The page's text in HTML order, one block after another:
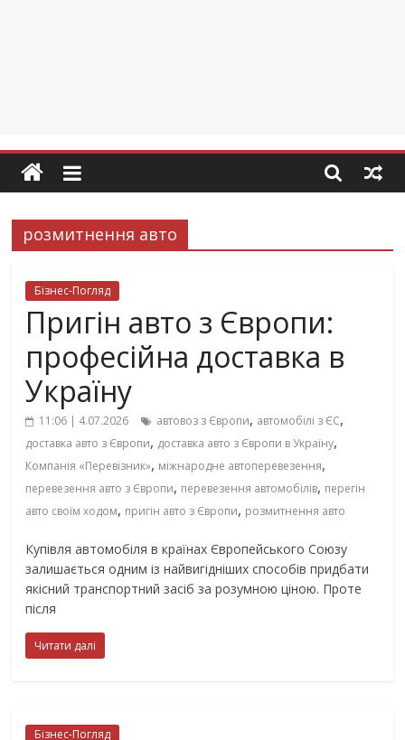
розмитнення авто
Бізнес-Погляд
Пригін авто з Європи:
професійна доставка в
Україну
11:06 | 4.07.2026 автовоз з Європи, автомобілі з ЄС,
доставка авто з Європи, доставка авто з Європи в Україну,
Компанія «Перевізник», міжнародне автоперевезення,
перевезення авто з Європи, перевезення автомобілів, перегін
авто своїм ходом, пригін авто з Європи, розмитнення авто
Купівля автомобіля в країнах Європейського Союзу
залишається одним із найвигідніших способів придбати
якісний транспортний засіб за розумною ціною. Проте
після
Читати далі
Бізнес-Погляд